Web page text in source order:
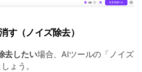
す（ノイズ除去）
去したい場合、AIツールの「ノイズ
ょう。